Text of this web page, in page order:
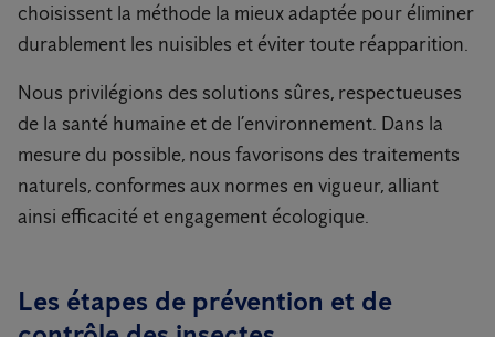
choisissent la méthode la mieux adaptée pour éliminer
durablement les nuisibles et éviter toute réapparition.
Nous privilégions des solutions sûres, respectueuses
de la santé humaine et de l’environnement. Dans la
mesure du possible, nous favorisons des traitements
naturels, conformes aux normes en vigueur, alliant
ainsi efficacité et engagement écologique.
Les étapes de prévention et de